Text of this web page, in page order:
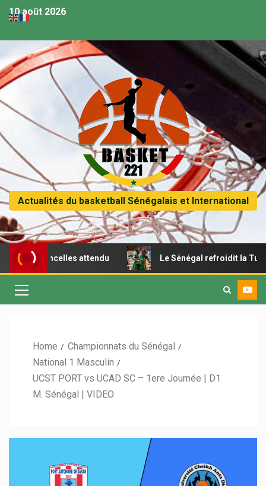
10 août 2026
Actualités du basketball Sénégalais et International
lioncelles attendu Le Sénégal refroidit la Tunisie et
Home
Championnats du Sénégal
National 1 Masculin
UCST PORT vs UCAD SC – 1ere Journée | D1
M. Sénégal | VIDEO